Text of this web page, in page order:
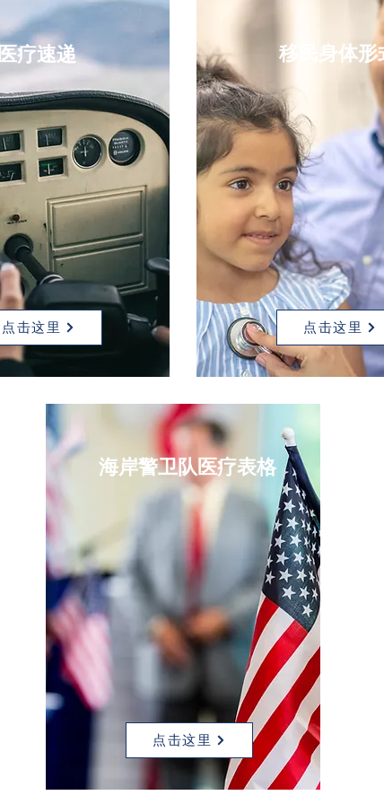
医疗速递
点击这里
移民身体形
点击这里
海岸警卫队医疗表格
点击这里